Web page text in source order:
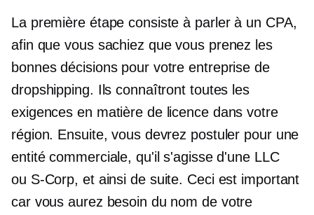
La première étape consiste à parler à un CPA,
afin que vous sachiez que vous prenez les
bonnes décisions pour votre entreprise de
dropshipping. Ils connaîtront toutes les
exigences en matière de licence dans votre
région. Ensuite, vous devrez postuler pour une
entité commerciale, qu'il s'agisse d'une LLC
ou S-Corp, et ainsi de suite. Ceci est important
car vous aurez besoin du nom de votre